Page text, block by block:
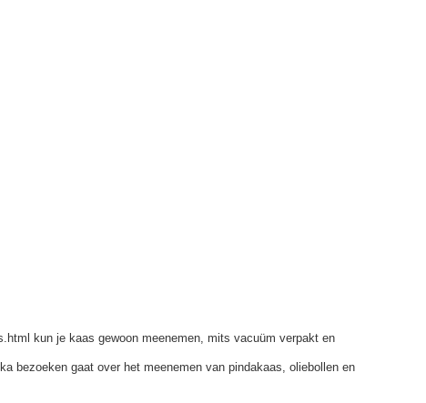
kun je kaas gewoon meenemen, mits vacuüm verpakt en
bezoeken gaat over het meenemen van pindakaas, oliebollen en